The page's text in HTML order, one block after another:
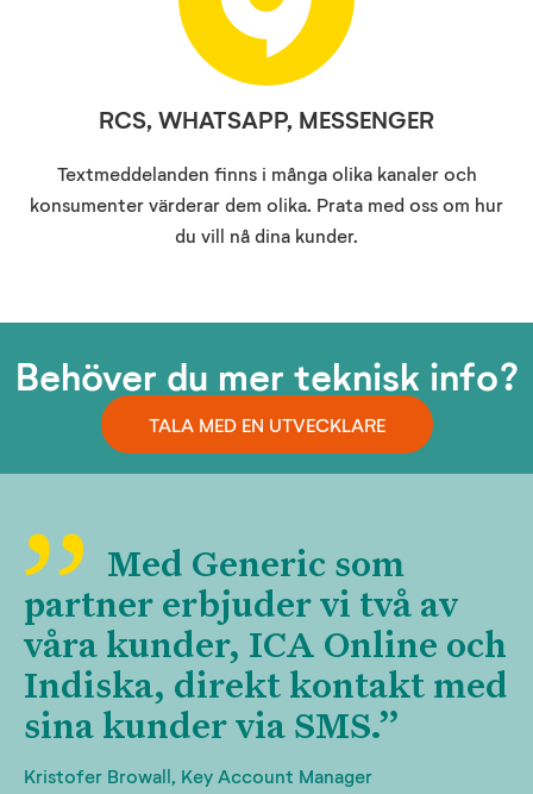
RCS, WHATSAPP, MESSENGER
Textmeddelanden finns i många olika kanaler och
konsumenter värderar dem olika. Prata med oss om hur
du vill nå dina kunder.
Behöver du mer teknisk info?
TALA MED EN UTVECKLARE
Med Generic som
partner erbjuder vi två av
våra kunder, ICA Online och
Indiska, direkt kontakt med
sina kunder via SMS.”
Kristofer Browall, Key Account Manager